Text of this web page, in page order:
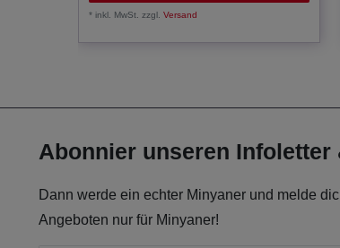
*inkl. MwSt. zzgl.Versand
Abonnier unseren Infoletter
Dann werde ein echter Minyaner und melde
Angeboten nur für Minyaner!